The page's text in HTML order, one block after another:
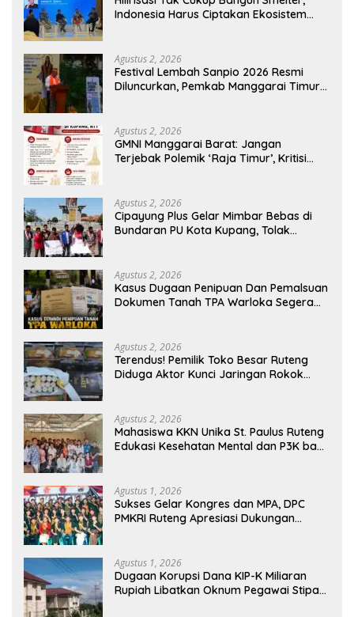
Indonesia Harus Ciptakan Ekosistem
Agustus 2, 2026
Festival Lembah Sanpio 2026 Resmi
Diluncurkan, Pemkab Manggarai Timur
Agustus 2, 2026
GMNI Manggarai Barat: Jangan
Terjebak Polemik ‘Raja Timur’, Kritisi
Agustus 2, 2026
Cipayung Plus Gelar Mimbar Bebas di
Bundaran PU Kota Kupang, Tolak
Agustus 2, 2026
Kasus Dugaan Penipuan Dan Pemalsuan
Dokumen Tanah TPA Warloka Segera
Memasuki Fase Krusial
Agustus 2, 2026
Terendus! Pemilik Toko Besar Ruteng
Diduga Aktor Kunci Jaringan Rokok
Agustus 2, 2026
Mahasiswa KKN Unika St. Paulus Ruteng
Edukasi Kesehatan Mental dan P3K bagi
Agustus 1, 2026
Sukses Gelar Kongres dan MPA, DPC
PMKRI Ruteng Apresiasi Dukungan
Agustus 1, 2026
Dugaan Korupsi Dana KIP-K Miliaran
Rupiah Libatkan Oknum Pegawai Stipas